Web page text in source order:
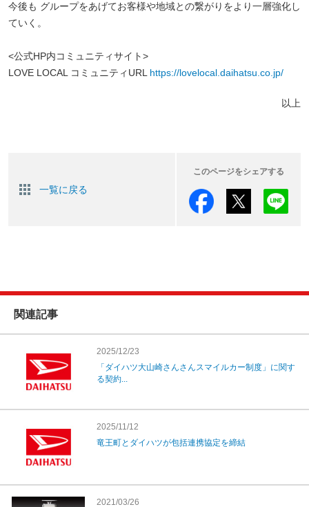
今後も グループをあげてお客様や地域との繋がりをより一層強化し
ていく。
<公式HP内コミュニティサイト>
LOVE LOCAL コミュニティURL https://lovelocal.daihatsu.co.jp/
以上
一覧に戻る
このページをシェアする
関連記事
2025/12/23
「ダイハツ大山崎さんさんスマイルカー制度」に関す
る契約...
2025/11/12
竜王町とダイハツが包括連携協定を締結
2021/03/26